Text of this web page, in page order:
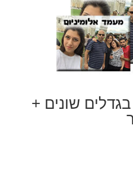
שונים +